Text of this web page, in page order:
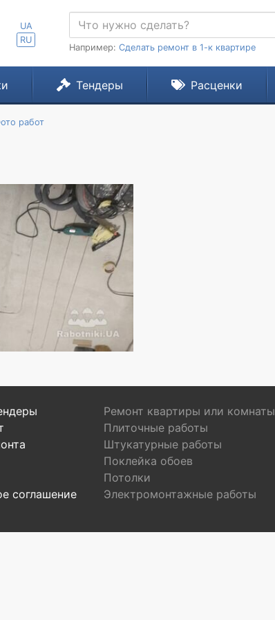
UA
RU
Например: Сделать ремонт в 1-к квартире
Тендеры Расценки
работ
соглашение
Ремонт квартиры или комнаты
Плиточные работы
Штукатурные работы
Поклейка обоев
Потолки
Электромонтажные работы